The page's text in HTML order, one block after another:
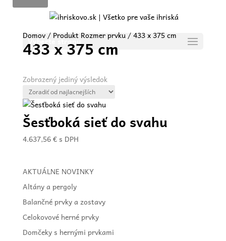
Vyberte stranu
Domov/ Produkt Rozmer prvku / 433 x 375 cm
433 x 375 cm
Zobrazený jediný výsledok
Šesťboká sieť do svahu
4.637,56€ s DPH
AKTUÁLNE NOVINKY
Altány a pergoly
Balančné prvky a zostavy
Celokovové herné prvky
Domčeky s hernými prvkami